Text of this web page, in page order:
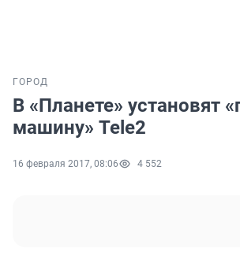
ГОРОД
В «Планете» установят
машину» Tele2
16 февраля 2017, 08:06 4 552